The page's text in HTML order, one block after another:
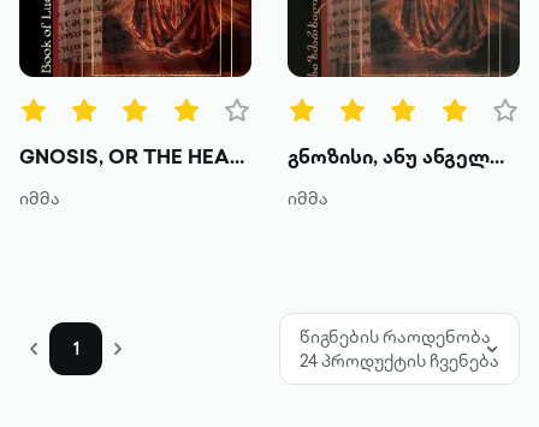
წიგნის ტიპები
ყველა
ტექსტური
ხმოვანი
მოთხრობა
რომანი
GNOSIS, OR THE HEART OF AN ANGEL. Book 1
იმმა
გნოზისი, ანუ ანგელოზის გული. წიგნი I
იმმა
1
წიგნების რაოდენობა
24 პროდუქტის ჩვენება